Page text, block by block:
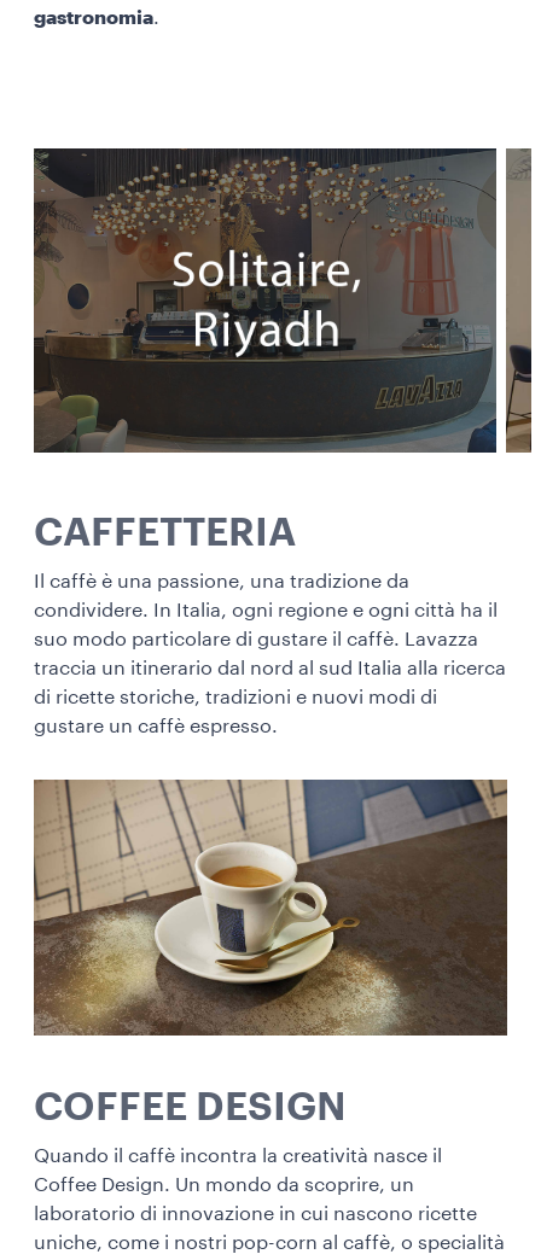
gastronomia.
CAFFETTERIA
Il caffè è una passione, una tradizione da
condividere. In Italia, ogni regione e ogni città ha il
suo modo particolare di gustare il caffè. Lavazza
traccia un itinerario dal nord al sud Italia alla ricerca
di ricette storiche, tradizioni e nuovi modi di
gustare un caffè espresso.
COFFEE DESIGN​
Quando il caffè incontra la creatività nasce il
Coffee Design. Un mondo da scoprire, un
laboratorio di innovazione in cui nascono ricette
uniche, come i nostri pop-corn al caffè, o specialità